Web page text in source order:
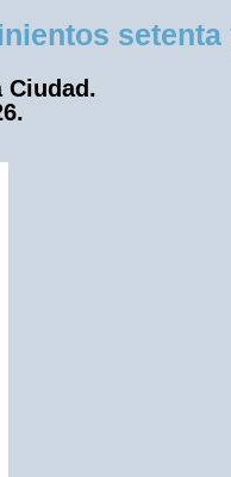
setenta
Ciudad.